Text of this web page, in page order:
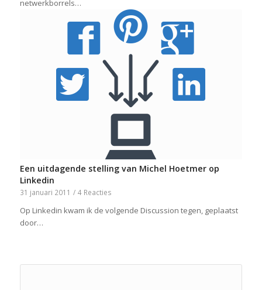
netwerkborrels…
Een uitdagende stelling van Michel Hoetmer op
Linkedin
31 januari 2011 / 4 Reacties
Op Linkedin kwam ik de volgende Discussion tegen, geplaatst
door…